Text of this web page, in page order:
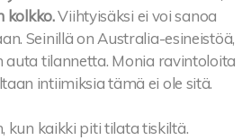
kolkko.Viihtyisäksi ei voi sanoa
Seinillä on Australia-esineistöä,
auta tilannetta. Monia ravintoloita
intiimiksia tämä ei ole sitä.
kun kaikki piti tilata tiskiltä.